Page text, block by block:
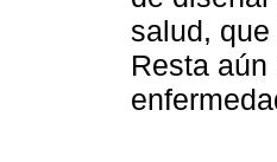
salud,
Resta